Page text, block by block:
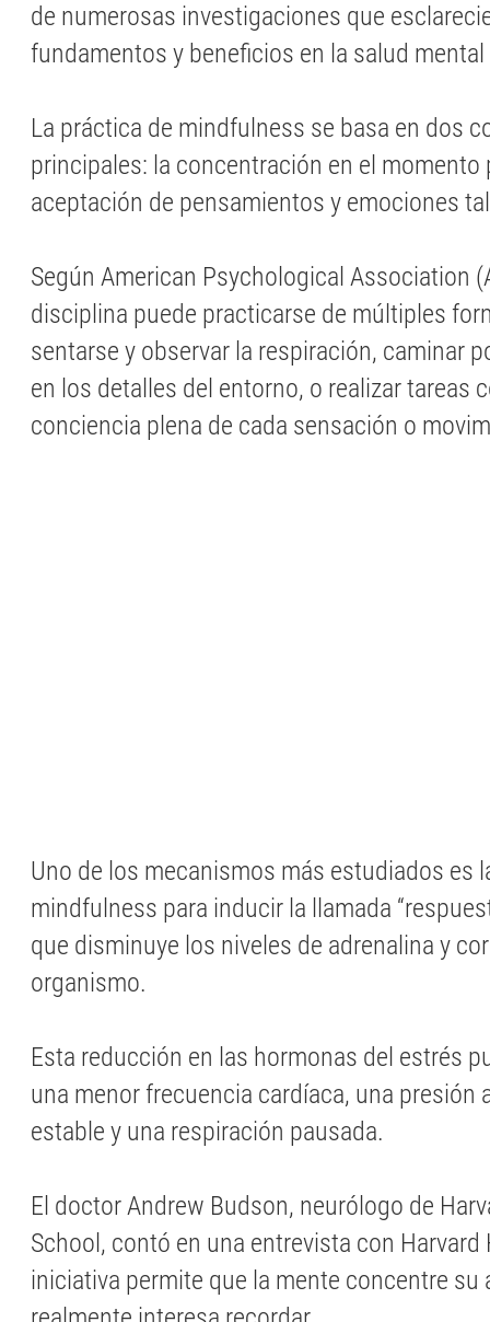
de numerosas investigaciones que
fundamentos y beneficios en la salud
La práctica de mindfulness se basa en dos
principales: la concentración en el momento
aceptación de pensamientos y emociones
Según American Psychological Association
disciplina puede practicarse de múltiples
sentarse y observar la respiración, caminar
en los detalles del entorno, o realizar tareas
conciencia plena de cada sensación o
Uno de los mecanismos más estudiados es
mindfulness para inducir la llamada
que disminuye los niveles de adrenalina y
organismo.
Esta reducción en las hormonas del estrés
una menor frecuencia cardíaca, una presión
estable y una respiración pausada.
El doctor Andrew Budson, neurólogo de
School, contó en una entrevista con Harvard
iniciativa permite que la mente concentre su